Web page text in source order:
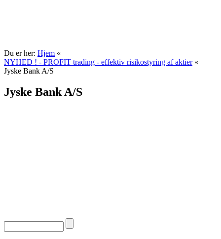
Du er her: Hjem «
NYHED ! - PROFIT trading - effektiv risikostyring af aktier «
Jyske Bank A/S
Jyske Bank A/S